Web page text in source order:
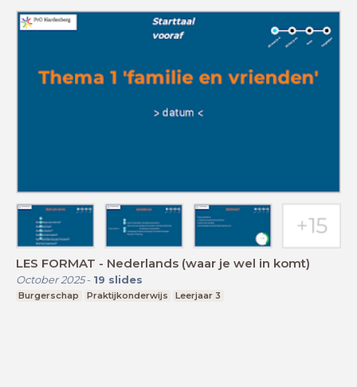
LES FORMAT - Nederlands (waar je wel in komt)
October 2025- 19 slides
Burgerschap Praktijkonderwijs Leerjaar 3